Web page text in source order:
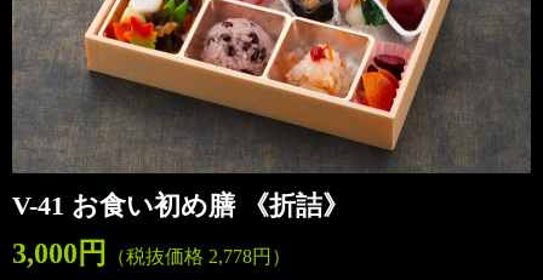
V-41 お食い初め膳 《折詰》
3,000円 （税抜価格 2,778円）